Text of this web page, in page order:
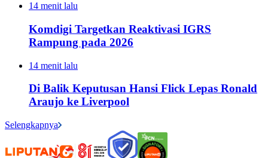
14 menit lalu
Komdigi Targetkan Reaktivasi IGRS
Rampung pada 2026
14 menit lalu
Di Balik Keputusan Hansi Flick Lepas Ronald
Araujo ke Liverpool
Selengkapnya